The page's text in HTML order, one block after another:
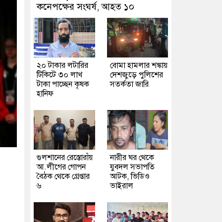
কনেপক্ষের সংঘর্ষ, আহত ১০
২০ টাকার লটারির
টিকিটে ৩০ লাখ
টাকা পাচ্ছেন কৃষক
হানিফ
বোমা হামলার শঙ্কায়
দেশজুড়ে পুলিশের
সতর্কতা জারি
গুলশানের রেস্তোরাঁয়
আ.লীগের গোপন
বৈঠক থেকে গ্রেপ্তার
৬
নারীর ঘর থেকে
যুবদল সভাপতি
আটক, ভিডিও
ভাইরাল